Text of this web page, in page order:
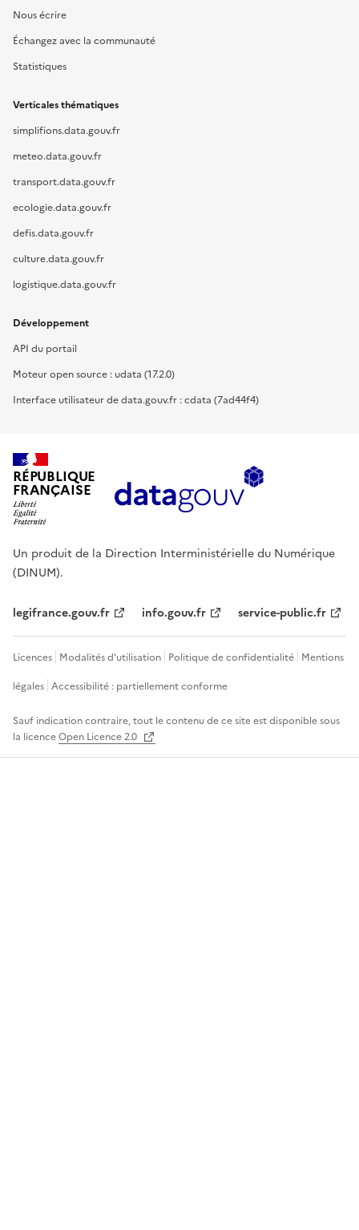
Nous écrire
Échangez avec la communauté
Statistiques
Verticales thématiques
simplifions.data.gouv.fr
meteo.data.gouv.fr
transport.data.gouv.fr
ecologie.data.gouv.fr
defis.data.gouv.fr
culture.data.gouv.fr
logistique.data.gouv.fr
Développement
API du portail
Moteur open source : udata (17.2.0)
Interface utilisateur de data.gouv.fr : cdata (7ad44f4)
RÉPUBLIQUE
FRANÇAISE
Un produit de la Direction Interministérielle du Numérique
(DINUM).
legifrance.gouv.fr info.gouv.fr service-public.fr
Licences Modalités d'utilisation Politique de confidentialité Mentions
légales Accessibilité : partiellement conforme
Sauf indication contraire, tout le contenu de ce site est disponible sous
la licenceOpen Licence 2.0